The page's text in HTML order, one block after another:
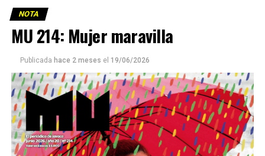
Este número 215 de MU ☝️viene con doble tapa, que
podría ser una frase:
Sin chamuyo, a remarla.
NOTA
MU 214: Mujer maravilla
Publicada hace 2 meses el 19/06/2026